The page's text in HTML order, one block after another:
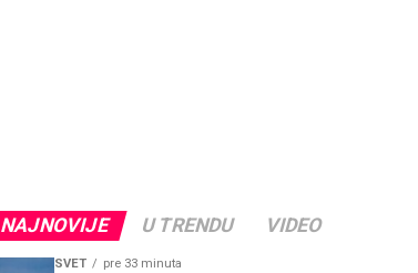
NAJNOVIJE U TRENDU VIDEO
SVET pre 33 minuta